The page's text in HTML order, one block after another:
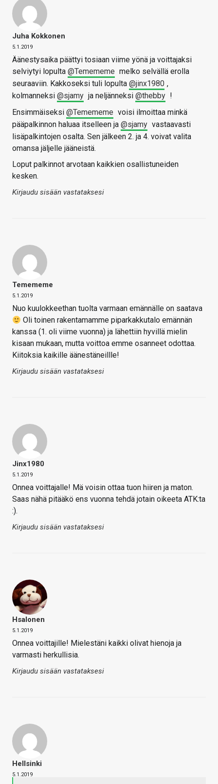
Juha Kokkonen
5.1.2019
Äänestysaika päättyi tosiaan viime yönä ja voittajaksi
selviytyi lopulta @Temememe melko selvällä erolla
seuraaviin. Kakkoseksi tuli lopulta @jinx1980 ,
kolmanneksi @sjamy ja neljänneksi @thebby !
Ensimmäiseksi @Temememe voisi ilmoittaa minkä
pääpalkinnon haluaa itselleen ja @sjamy vastaavasti
lisäpalkintojen osalta. Sen jälkeen 2. ja 4. voivat valita
omansa jäljelle jääneistä.
Loput palkinnot arvotaan kaikkien osallistuneiden
kesken.
Kirjaudu sisään vastataksesi
Temememe
5.1.2019
Nuo kuulokkeethan tuolta varmaan emännälle on saatava
Oli toinen rakentamamme piparkakkutalo emännän
kanssa (1. oli viime vuonna) ja lähettiin hyvillä mielin
kisaan mukaan, mutta voittoa emme osanneet odottaa.
Kiitoksia kaikille äänestäneillle!
Kirjaudu sisään vastataksesi
Jinx1980
5.1.2019
Onnea voittajalle! Mä voisin ottaa tuon hiiren ja maton.
Saas nähä pitääkö ens vuonna tehdä jotain oikeeta ATK:ta
:).
Kirjaudu sisään vastataksesi
Hsalonen
5.1.2019
Onnea voittajille! Mielestäni kaikki olivat hienoja ja
varmasti herkullisia.
Kirjaudu sisään vastataksesi
Hellsinki
5.1.2019